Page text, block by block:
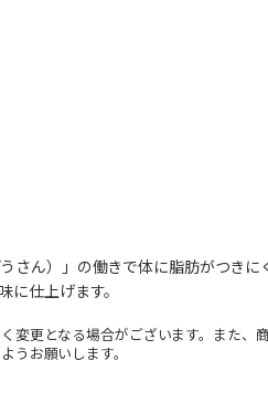
ん）」の働きで体に脂肪がつきに
に仕上げます。
更となる場合がございます。また、
うお願いします。